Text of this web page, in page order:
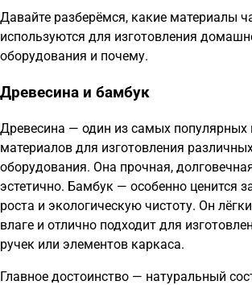
Давайте разберёмся, какие материалы
используются для изготовления
оборудования и почему.
Древесина и бамбук
Древесина — один из самых популярных
материалов для изготовления
оборудования. Она прочная,
эстетично. Бамбук — особенно ценится
роста и экологическую чистоту. Он
влаге и отлично подходит для
ручек или элементов каркаса.
Главное достоинство — натуральный